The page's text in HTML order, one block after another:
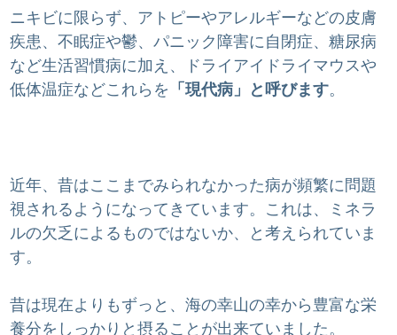
ニキビに限らず、アトピーやアレルギーなどの皮膚
疾患、不眠症や鬱、パニック障害に自閉症、糖尿病
など生活習慣病に加え、ドライアイドライマウスや
低体温症などこれらを 「現代病」と呼びます。
近年、昔はここまでみられなかった病が頻繁に問題
視されるようになってきています。これは、ミネラ
ルの欠乏によるものではないか、と考えられていま
す。
昔は現在よりもずっと、海の幸山の幸から豊富な栄
養分をしっかりと摂ることが出来ていました。